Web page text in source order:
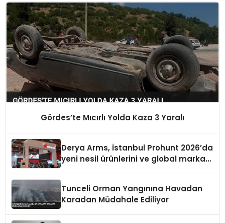
Gördes’te Mıcırlı Yolda Kaza 3 Yaralı
Derya Arms, İstanbul Prohunt 2026’da
yeni nesil ürünlerini ve global marka
Tunceli Orman Yangınına Havadan
Karadan Müdahale Ediliyor